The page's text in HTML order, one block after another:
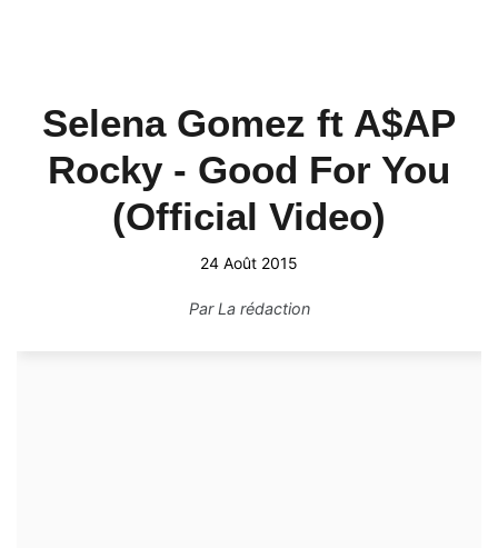
Selena Gomez ft A$AP
Rocky - Good For You
(Official Video)
24 Août 2015
ParLa rédaction